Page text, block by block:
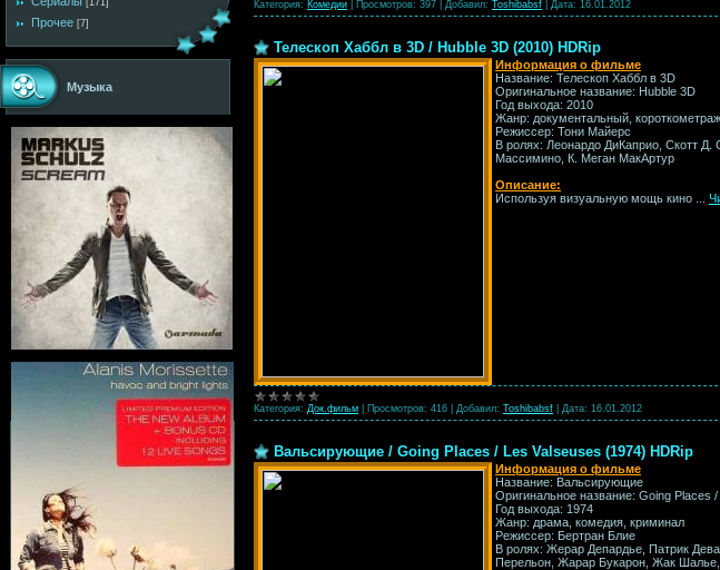
[171]
Прочее [7]
Музыка
Категория: Комедии Просмотров: 397 Добавил: Toshibabsf Дата: 16.01.2012
Телескоп Хаббл в 3D / Hubble 3D (2010) HDRip
Информация о фильме
Название: Телескоп Хаббл в 3D
Оригинальное название: Hubble 3D
Год выхода: 2010
Жанр: документальный,
Режиссер: Тони Майерс
В ролях: Леонардо ДиКаприо, Скотт
Массимино, К. Меган МакАртур
Описание:
Используя визуальную мощь кино
Категория: Док.фильм Просмотров: 416 Добавил: Toshibabsf Дата: 16.01.2012
Вальсирующие / Going Places / Les Valseuses (1974) HDRip
Информация о фильме
Название: Вальсирующие
Оригинальное название: Going Places
Год выхода: 1974
Жанр: драма, комедия, криминал
Режиссер: Бертран Блие
В ролях: Жерар Депардье, Патрик
Перельон, Жарар Букарон, Жак